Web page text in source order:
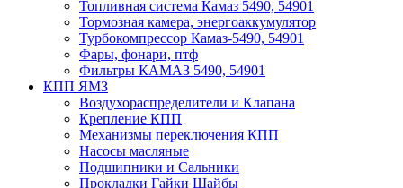
Топливная система Камаз 5490, 54901
Тормозная камера, энергоаккумулятор
Турбокомпрессор Камаз-5490, 54901
Фары, фонари, птф
Фильтры КАМАЗ 5490, 54901
КПП ЯМЗ
Воздухораспределители и Клапана
Крепление КПП
Механизмы переключения КПП
Насосы масляные
Подшипники и Сальники
Прокладки Гайки Шайбы